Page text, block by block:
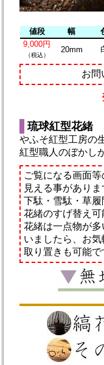
値段 幅
9,000円
（税込）
20mm
お問
琉球紅型花緒
やふそ紅型工房の
紅型職人のぼかし
ご覧になる画面
見える事がありま
下駄・雪駄・草履
花緒のすげ替え可
花緒は一点物が
いましたら、お気
取り置きも可能で